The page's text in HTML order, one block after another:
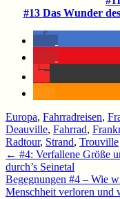
#13 Das Wunder
Europa, Fahrradreisen,
Deauville, Fahrrad,
Radtour, Strand, Trouville
← #4: Verfallene Größe
durch’s Seinetal
Begegnungen #4 – Wie
Menschheit verloren und